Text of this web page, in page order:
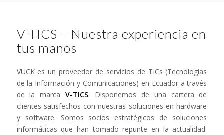
V-TICS – Nuestra experiencia en
tus manos
VUCK es un proveedor de servicios de TICs (Tecnologías
de la Información y Comunicaciones) en Ecuador a través
de la marcaV-TICS. Disponemos de una cartera de
clientes satisfechos con nuestras soluciones en hardware
y software. Somos socios estratégicos de soluciones
informáticas que han tomado repunte en la actualidad.